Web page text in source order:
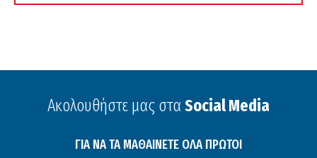
Ακολουθήστε μας στα Social Media
ΓΙΑ ΝΑ ΤΑ ΜΑΘΑΙΝΕΤΕ ΟΛΑ ΠΡΩΤΟΙ